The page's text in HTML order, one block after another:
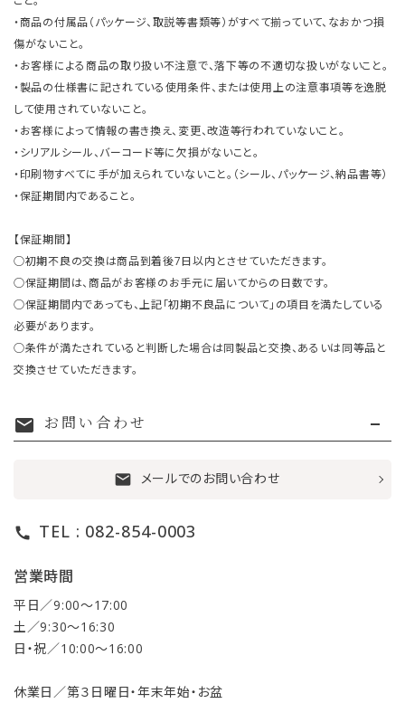
・商品の付属品（パッケージ、取説等書類等）がすべて揃っていて、なおかつ損
傷がないこと。
・お客様による商品の取り扱い不注意で、落下等の不適切な扱いがないこと。
・製品の仕様書に記されている使用条件、または使用上の注意事項等を逸脱
して使用されていないこと。
・お客様によって情報の書き換え、変更、改造等行われていないこと。
・シリアルシール、バーコード等に欠損がないこと。
・印刷物すべてに手が加えられていないこと。（シール、パッケージ、納品書等）
・保証期間内であること。
【保証期間】
○初期不良の交換は商品到着後7日以内とさせていただきます。
○保証期間は、商品がお客様のお手元に届いてからの日数です。
○保証期間内であっても、上記「初期不良品について」の項目を満たしている
必要があります。
○条件が満たされていると判断した場合は同製品と交換、あるいは同等品と
交換させていただきます。
mail お問い合わせ
mail メールでのお問い合わせ
call TEL : 082-854-0003
営業時間
平日／9:00〜17:00
土／9:30〜16:30
日・祝／10:00〜16:00
休業日／第３日曜日・年末年始・お盆